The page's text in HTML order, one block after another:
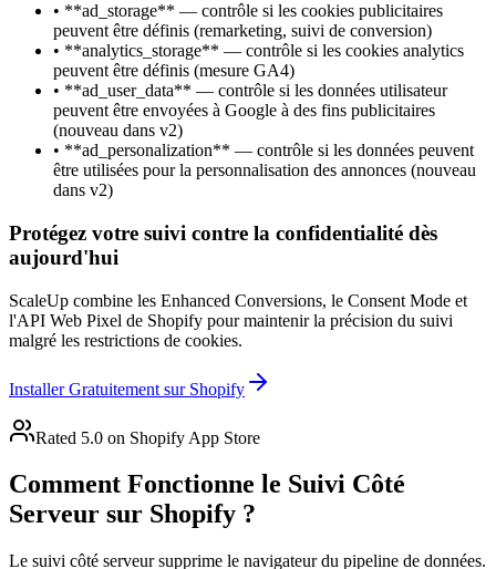
• **ad_storage** — contrôle si les cookies publicitaires
peuvent être définis (remarketing, suivi de conversion)
• **analytics_storage** — contrôle si les cookies analytics
peuvent être définis (mesure GA4)
• **ad_user_data** — contrôle si les données utilisateur
peuvent être envoyées à Google à des fins publicitaires
(nouveau dans v2)
• **ad_personalization** — contrôle si les données peuvent
être utilisées pour la personnalisation des annonces (nouveau
dans v2)
Protégez votre suivi contre la confidentialité dès
aujourd'hui
ScaleUp combine les Enhanced Conversions, le Consent Mode et
l'API Web Pixel de Shopify pour maintenir la précision du suivi
malgré les restrictions de cookies.
Installer Gratuitement sur Shopify
Rated 5.0 on Shopify App Store
Comment Fonctionne le Suivi Côté
Serveur sur Shopify ?
Le suivi côté serveur supprime le navigateur du pipeline de données.